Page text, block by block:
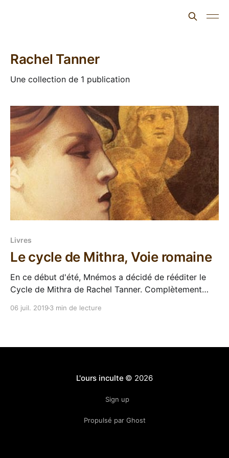
Rachel Tanner
Une collection de 1 publication
Livres
Le cycle de Mithra, Voie romaine
En ce début d'été, Mnémos a décidé de rééditer le
Cycle de Mithra de Rachel Tanner. Complètement
intégrale regroupe deux romans et un petit tas de
06 juil. 2019 3 min de lecture
L'ours inculte © 2026
Sign up
Propulsé par Ghost